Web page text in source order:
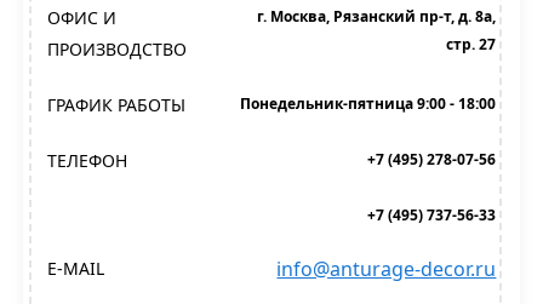
ОФИС И
ПРОИЗВОДСТВО
г. Москва, Рязанский пр-т, д. 8а,
стр. 27
ГРАФИК РАБОТЫ Понедельник-пятница 9:00 - 18:00
ТЕЛЕФОН +7 (495) 278-07-56
+7 (495) 737-56-33
E-MAIL info@anturage-decor.ru